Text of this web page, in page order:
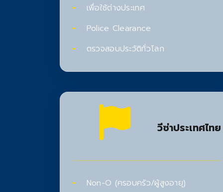
เพื่อใช้ต่างประเทศ
Police Clearance
ตรวจสอบประวัติทั่วโลก
วีซ่าประเทศไทย
Non-O (ครอบครัว/ผู้สูงอายุ)